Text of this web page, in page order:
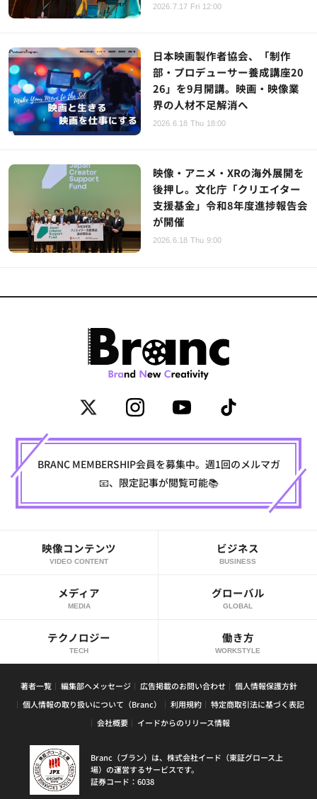
2026.7.17 Fri 12:00
日本映画製作者協会、「制作
部・プロデューサー養成講座20
26」を9月開講。映画・映像業
界の人材不足解消へ
2026.6.18 Thu 18:00
映像・アニメ・XRの海外展開を
後押し。文化庁「クリエイター
支援基金」令和8年度進捗報告会
が開催
2026.6.18 Thu 9:00
BRANC MEMBERSHIP会員を募集中。週1回のメルマガ
📧、限定記事が閲覧可能📚
映像コンテンツ
VIDEO CONTENT
ビジネス
BUSINESS
メディア
MEDIA
グローバル
GLOBAL
テクノロジー
TECH
働き方
WORKSTYLE
著者一覧 編集部へメッセージ 広告掲載のお問い合わせ
個人情報保護方針
個人情報の取り扱いについて（Branc）
利用規約
特定商取引法に基づく表記
会社概要
イードからのリリース情報
Branc（ブラン）は、株式会社イード（東証グロース上
場）の運営するサービスです。
証券コード：6038